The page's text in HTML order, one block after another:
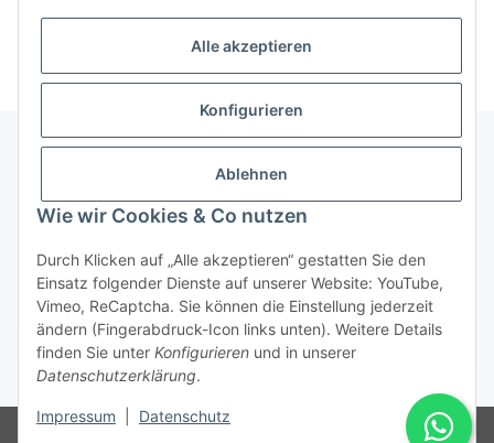
Alle akzeptieren
Konfigurieren
Ablehnen
Wie wir Cookies & Co nutzen
Durch Klicken auf „Alle akzeptieren“ gestatten Sie den
Einsatz folgender Dienste auf unserer Website: YouTube,
Vimeo, ReCaptcha. Sie können die Einstellung jederzeit
ändern (Fingerabdruck-Icon links unten). Weitere Details
finden Sie unter Konfigurieren und in unserer
Datenschutzerklärung.
Impressum Datenschutz
Gesetzliche Informationen
Vertrag widerrufen
* Alle Preise inkl. gesetzlicher USt., zzgl.
© Rotragon GmbH - Robert-Bosch-Str. 63 - 46354 Südlohn